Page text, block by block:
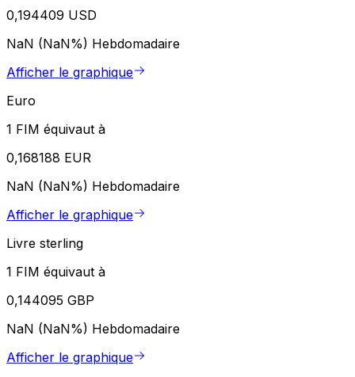
0,194409 USD
NaN (NaN%) Hebdomadaire
Afficher le graphique
Euro
1 FIM équivaut à
0,168188 EUR
NaN (NaN%) Hebdomadaire
Afficher le graphique
Livre sterling
1 FIM équivaut à
0,144095 GBP
NaN (NaN%) Hebdomadaire
Afficher le graphique